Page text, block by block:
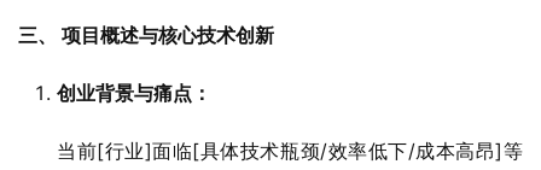
三、 项目概述与核心技术创新
创业背景与痛点：
当前[行业]面临[具体技术瓶颈/效率低下/成本高昂]等